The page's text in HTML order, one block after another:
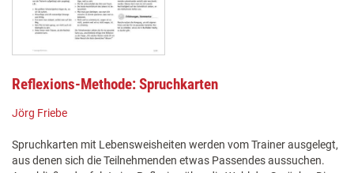
Reflexions-Methode: Spruchkarten
Jörg Friebe
Spruchkarten mit Lebensweisheiten werden vom Trainer ausgelegt,
aus denen sich die Teilnehmenden etwas Passendes aussuchen.